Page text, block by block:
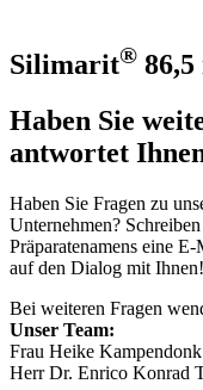
Silimarit®
Haben Sie
antwortet
Haben Sie Fragen zu
Unternehmen?
Präparatenamens eine E-
auf den Dialog mit Ihnen!
Bei weiteren Fragen
Unser Team:
Frau Heike
Herr Dr. Enrico Konrad